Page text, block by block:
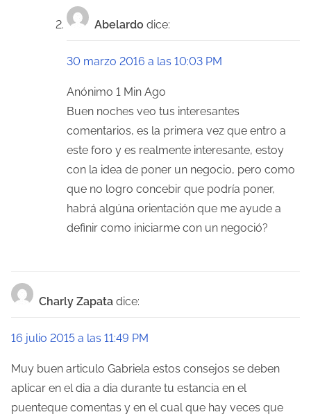
Abelardo dice:
30 marzo 2016 a las 10:03 PM
Anónimo 1 Min Ago
Buen noches veo tus interesantes
comentarios, es la primera vez que entro a
este foro y es realmente interesante, estoy
con la idea de poner un negocio, pero como
que no logro concebir que podría poner,
habrá algúna orientación que me ayude a
definir como iniciarme con un negoció?
Charly Zapata dice:
16 julio 2015 a las 11:49 PM
Muy buen articulo Gabriela estos consejos se deben
aplicar en el dia a dia durante tu estancia en el
puenteque comentas y en el cual que hay veces que